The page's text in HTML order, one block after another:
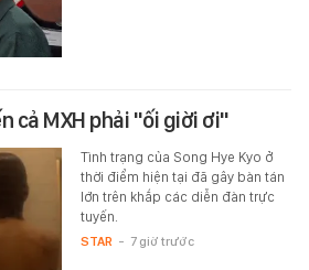
cả MXH phải "ối giời ơi"
Tình trạng của Song Hye Kyo ở
thời điểm hiện tại đã gây bàn tán
lớn trên khắp các diễn đàn trực
tuyến.
STAR - 7 giờ trước